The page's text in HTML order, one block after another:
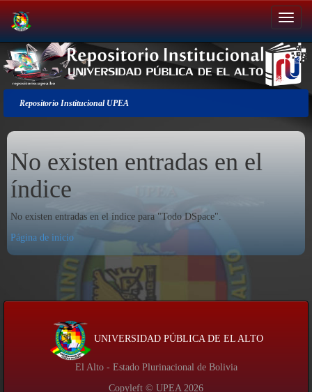
Salir
de
la
navegación
Repositorio Institucional UPEA
No existen entradas en el
índice
No existen entradas en el índice para "Todo DSpace".
Página de inicio
UNIVERSIDAD PÚBLICA DE EL ALTO
El Alto - Estado Plurinacional de Bolivia
Copyleft © UPEA 2026